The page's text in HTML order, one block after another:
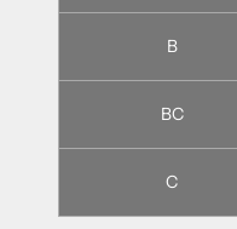
B
BC
C